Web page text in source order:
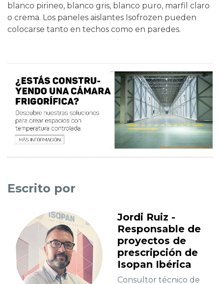
blanco pirineo, blanco gris, blanco puro, marfil claro
o crema. Los paneles aislantes Isofrozen pueden
colocarse tanto en techos como en paredes.
Escrito por
Jordi Ruiz -
Responsable de
proyectos de
prescripción de
Isopan Ibérica
Consultor técnico de